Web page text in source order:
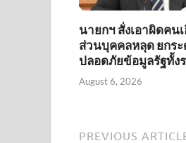
นายกฯ สั่งเอาผิดคน
ส่วนบุคคลหลุด ยกร
ปลอดภัยข้อมูลรัฐทั้ง
August 6, 2026
PREVIOUS